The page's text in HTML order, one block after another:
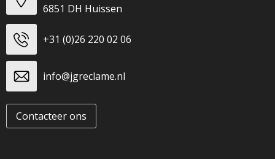
6851 DH Huissen
+31 (0)26 220 02 06
info@jgreclame.nl
Contacteer ons